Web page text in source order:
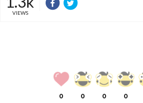
VIEWS
0 0 0 0